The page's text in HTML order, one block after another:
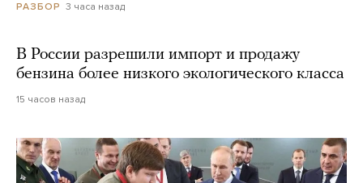
РАЗБОР 3 часа назад
В России разрешили импорт и продажу
бензина более низкого экологического класса
15 часов назад